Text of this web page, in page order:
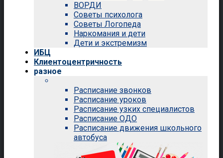
ВОРДИ
Советы психолога
Советы Логопеда
Наркомания и дети
Дети и экстремизм
ИБЦ
Клиентоцентричность
разное
Расписание звонков
Расписание уроков
Расписание узких специалистов
Расписание ОДО
Расписание движения школьного
автобуса